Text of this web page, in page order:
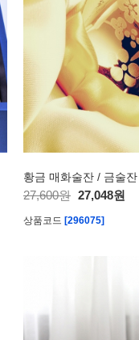
황금 매화술잔 / 금술잔
27,600원 27,048원
상품코드 [296075]